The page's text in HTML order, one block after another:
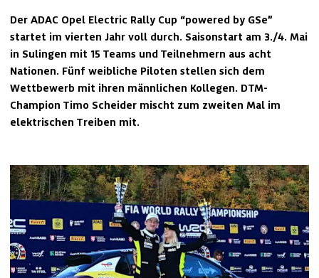
Der ADAC Opel Electric Rally Cup “powered by GSe”
startet im vierten Jahr voll durch. Saisonstart am 3./4. Mai
in Sulingen mit 15 Teams und Teilnehmern aus acht
Nationen. Fünf weibliche Piloten stellen sich dem
Wettbewerb mit ihren männlichen Kollegen. DTM-
Champion Timo Scheider mischt zum zweiten Mal im
elektrischen Treiben mit.